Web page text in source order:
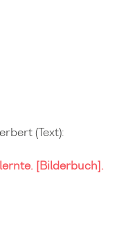
(Text):
[Bilderbuch].